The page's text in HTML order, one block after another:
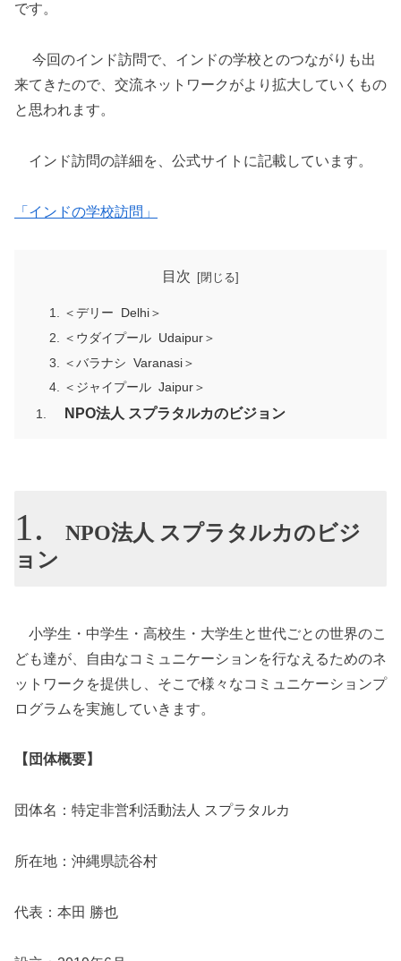
です。
今回のインド訪問で、インドの学校とのつながりも出
来てきたので、交流ネットワークがより拡大していくもの
と思われます。
インド訪問の詳細を、公式サイトに記載しています。
「インドの学校訪問」
目次
＜デリー Delhi＞
＜ウダイプール Udaipur＞
＜バラナシ Varanasi＞
＜ジャイプール Jaipur＞
NPO法人 スプラタルカのビジョン
NPO法人 スプラタルカのビジ
ョン
小学生・中学生・高校生・大学生と世代ごとの世界のこ
ども達が、自由なコミュニケーションを行なえるためのネ
ットワークを提供し、そこで様々なコミュニケーションプ
ログラムを実施していきます。
【団体概要】
団体名：特定非営利活動法人 スプラタルカ
所在地：沖縄県読谷村
代表：本田 勝也